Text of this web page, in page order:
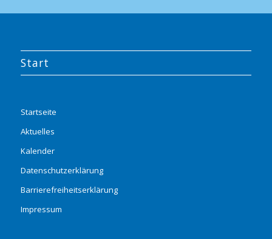
Start
Startseite
Aktuelles
Kalender
Datenschutzerklärung
Barrierefreiheitserklärung
Impressum